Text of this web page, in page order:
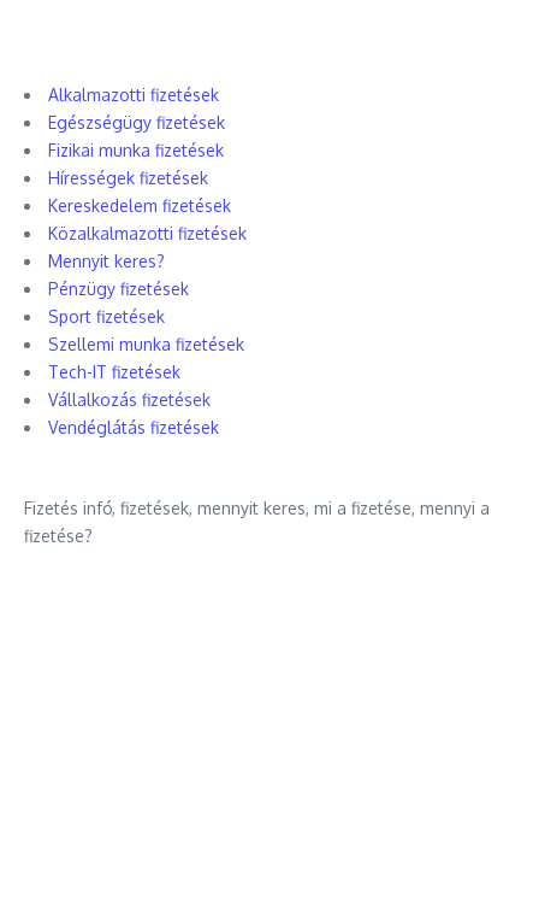
Alkalmazotti fizetések
Egészségügy fizetések
Fizikai munka fizetések
Hírességek fizetések
Kereskedelem fizetések
Közalkalmazotti fizetések
Mennyit keres?
Pénzügy fizetések
Sport fizetések
Szellemi munka fizetések
Tech-IT fizetések
Vállalkozás fizetések
Vendéglátás fizetések
Fizetés infó, fizetések, mennyit keres, mi a fizetése, mennyi a
fizetése?